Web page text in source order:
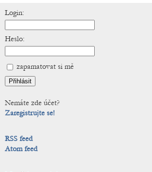
Login:
Heslo:
zapamatovat si mě
Nemáte zde účet?
Zaregistrujte se!
RSS feed
Atom feed